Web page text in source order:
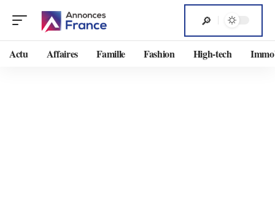
Actu Affaires Famille Fashion High-tech